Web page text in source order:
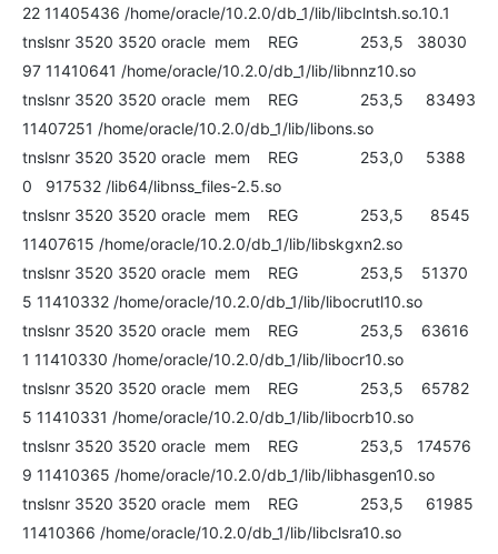
22 11405436 /home/oracle/10.2.0/db_1/lib/libclntsh.so.10.1
tnslsnr 3520 3520 oracle mem REG 253,5 38030
97 11410641 /home/oracle/10.2.0/db_1/lib/libnnz10.so
tnslsnr 3520 3520 oracle mem REG 253,5 83493
11407251 /home/oracle/10.2.0/db_1/lib/libons.so
tnslsnr 3520 3520 oracle mem REG 253,0 5388
0 917532 /lib64/libnss_files-2.5.so
tnslsnr 3520 3520 oracle mem REG 253,5 8545
11407615 /home/oracle/10.2.0/db_1/lib/libskgxn2.so
tnslsnr 3520 3520 oracle mem REG 253,5 51370
5 11410332 /home/oracle/10.2.0/db_1/lib/libocrutl10.so
tnslsnr 3520 3520 oracle mem REG 253,5 63616
1 11410330 /home/oracle/10.2.0/db_1/lib/libocr10.so
tnslsnr 3520 3520 oracle mem REG 253,5 65782
5 11410331 /home/oracle/10.2.0/db_1/lib/libocrb10.so
tnslsnr 3520 3520 oracle mem REG 253,5 174576
9 11410365 /home/oracle/10.2.0/db_1/lib/libhasgen10.so
tnslsnr 3520 3520 oracle mem REG 253,5 61985
11410366 /home/oracle/10.2.0/db_1/lib/libclsra10.so